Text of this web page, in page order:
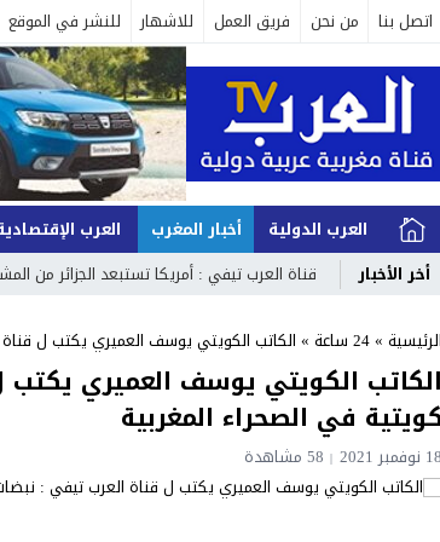
اتصل بنا من نحن فريق العمل للاشهار للنشر في الموقع
العرب الدولية أخبار المغرب العرب
أخر الأخبار
قناة العرب تيفي : أمريكا تستبعد الجزائر من
الرئيسية »24 ساعة » الكاتب الكويتي يوسف العميري يكتب ل
الكاتب الكويتي يوسف العميري
كويتية في الصحراء المغربية
18 نوفمبر 2021 58 مشاهدة